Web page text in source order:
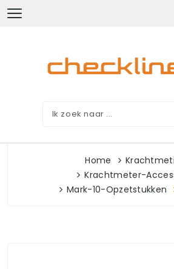
Home
Krachtmeter-
Mark-10-Opzetstukken